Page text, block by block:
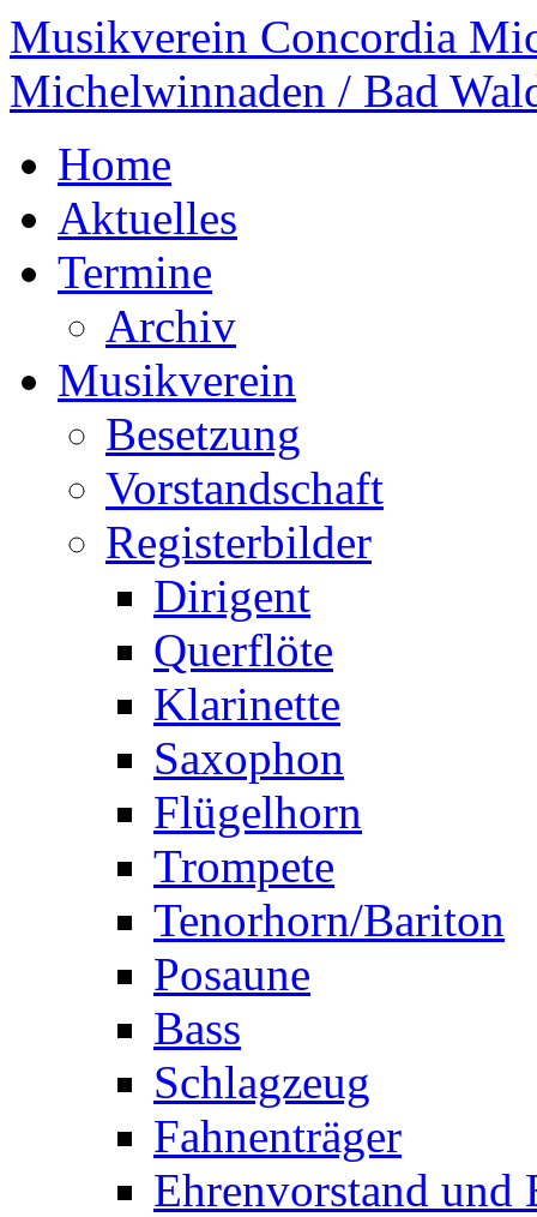
Musikverein Concordia
Michelwinnaden / Bad
Home
Aktuelles
Termine
Archiv
Musikverein
Besetzung
Vorstandschaft
Registerbilder
Dirigent
Querflöte
Klarinette
Saxophon
Flügelhorn
Trompete
Tenorhorn/Bariton
Posaune
Bass
Schlagzeug
Fahnenträger
Ehrenvorstand und